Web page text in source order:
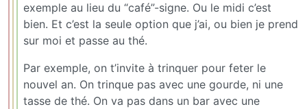
exemple au lieu du “café”-signe. Ou le midi c’est
bien. Et c’est la seule option que j’ai, ou bien je prend
sur moi et passe au thé.
Par exemple, on t’invite à trinquer pour feter le
nouvel an. On trinque pas avec une gourde, ni une
tasse de thé. On va pas dans un bar avec une